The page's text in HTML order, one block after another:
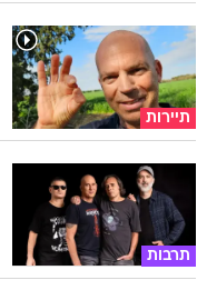
תיירות
תרבות